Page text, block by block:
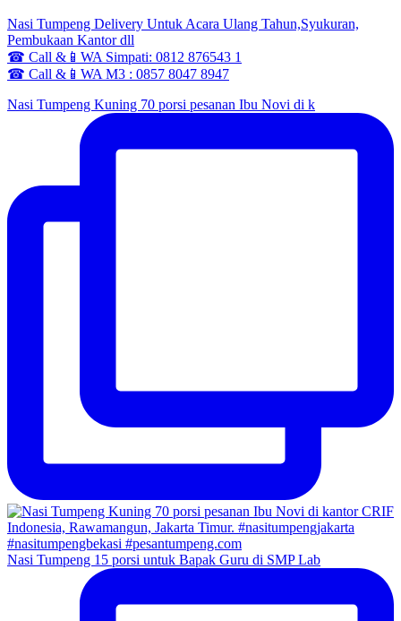
Nasi Tumpeng Delivery Untuk Acara Ulang Tahun,Syukuran,
Pembukaan Kantor dll
☎ Call &📱WA Simpati: 0812 876543 1
☎ Call &📱WA M3 : 0857 8047 8947
Nasi Tumpeng Kuning 70 porsi pesanan Ibu Novi di k
Nasi Tumpeng 15 porsi untuk Bapak Guru di SMP Lab